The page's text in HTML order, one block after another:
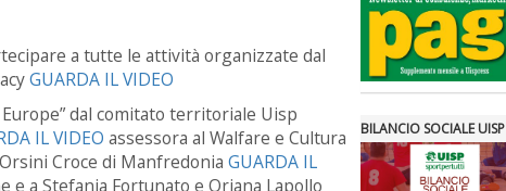
a tutte le attività organizzate dal
GUARDA IL VIDEO
dal comitato territoriale Uisp
IL VIDEO assessora al Walfare e Cultura
Croce di Manfredonia GUARDA IL
a Stefania Fortunato e Oriana Lapollo
BILANCIO SOCIALE UISP